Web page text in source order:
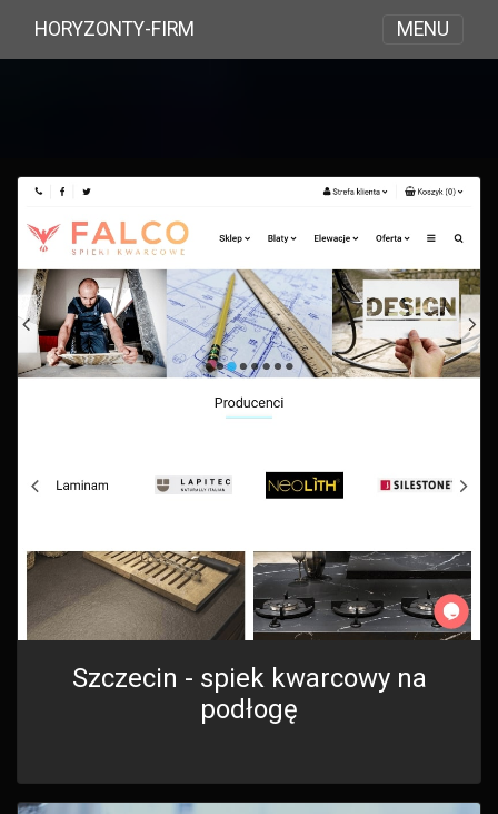
HORYZONTY-FIRM MENU
Szczecin - spiek kwarcowy na
podłogę